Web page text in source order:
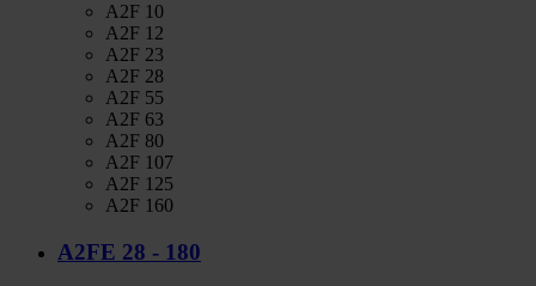
A2F 10
A2F 12
A2F 23
A2F 28
A2F 55
A2F 63
A2F 80
A2F 107
A2F 125
A2F 160
A2FE 28 - 180